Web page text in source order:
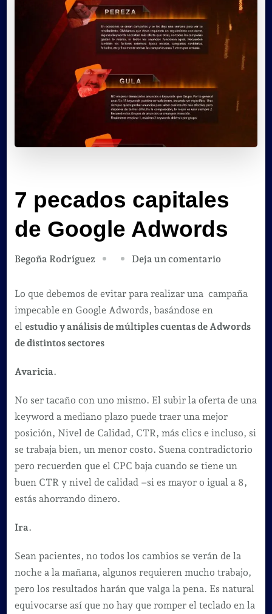
7 pecados capitales
de Google Adwords
Begoña Rodríguez Deja un comentarioen
pecados
de
Lo que debemos de evitar para realizar una campaña
impecable en Google Adwords, basándose en
el estudio y análisis de múltiples cuentas de Adwords
de distintos sectores
Avaricia.
No ser tacaño con uno mismo. El subir la oferta de una
keyword a mediano plazo puede traer una mejor
posición, Nivel de Calidad, CTR, más clics e incluso, si
se trabaja bien, un menor costo. Suena contradictorio
pero recuerden que el CPC baja cuando se tiene un
buen CTR y nivel de calidad –si es mayor o igual a 8,
estás ahorrando dinero.
Ira.
Sean pacientes, no todos los cambios se verán de la
noche a la mañana, algunos requieren mucho trabajo,
pero los resultados harán que valga la pena. Es natural
equivocarse así que no hay que romper el teclado en la